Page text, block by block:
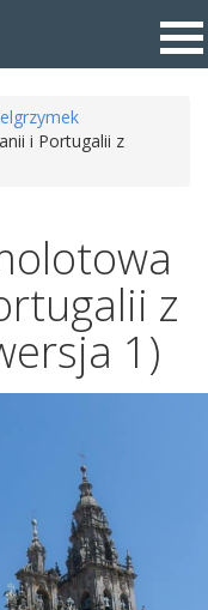
i Portugalii z
z
1)